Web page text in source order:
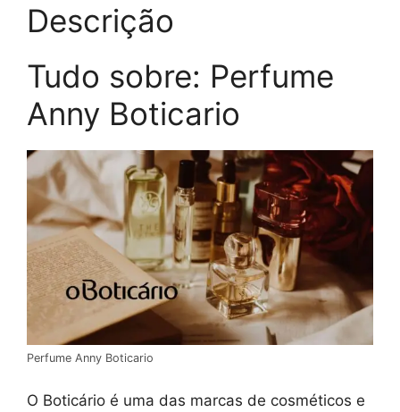
Descrição
Tudo sobre: Perfume
Anny Boticario
Perfume Anny Boticario
O Boticário é uma das marcas de cosméticos e